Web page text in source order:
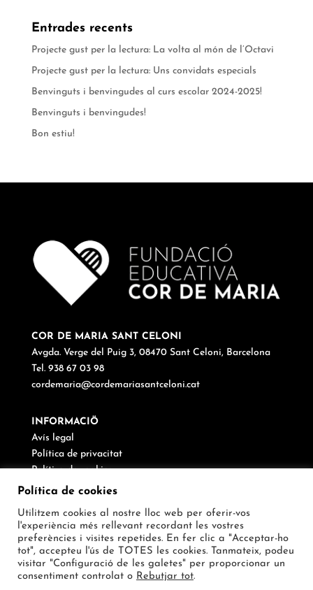
Entrades recents
Projecte gust per la lectura: La volta al món de l’Octavi
Projecte gust per la lectura: Uns convidats especials
Benvinguts i benvingudes al curs escolar 2024-2025!
Benvinguts i benvingudes!
Bon estiu!
COR DE MARIA SANT CELONI
Avgda. Verge del Puig 3, 08470 Sant Celoni, Barcelona
Tel. 938 67 03 98
cordemaria@cordemariasantceloni.cat
INFORMACIÖ
Avís legal
Política de privacitat
Política de cookies
Canal de denúncies
SEGUEIX-NOS
Política de cookies
Utilitzem cookies al nostre lloc web per oferir-vos
l'experiència més rellevant recordant les vostres
preferències i visites repetides. En fer clic a "Acceptar-ho
tot", accepteu l'ús de TOTES les cookies. Tanmateix, podeu
visitar "Configuració de les galetes" per proporcionar un
consentiment controlat o Rebutjar tot.